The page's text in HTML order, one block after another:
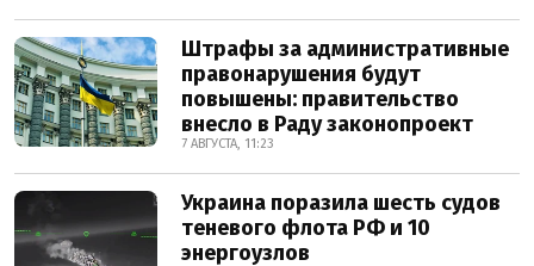
Штрафы за административные
правонарушения будут
повышены: правительство
внесло в Раду законопроект
7 АВГУСТА, 11:23
Украина поразила шесть судов
теневого флота РФ и 10
энергоузлов